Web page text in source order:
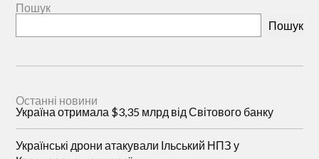
Пошук
Пошук
Останні новини
Україна отримала $3,35 млрд від Світового банку
Українські дрони атакували Ільський НПЗ у